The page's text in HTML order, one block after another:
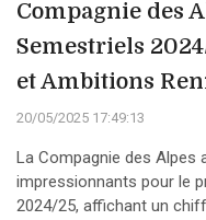
Compagnie des
Semestriels
et Ambitions
20/05/2025 17:49:13
La Compagnie des Alpes
impressionnants pour le
2024/25, affichant un